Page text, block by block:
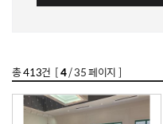
총413건 [4/ 35 페이지 ]